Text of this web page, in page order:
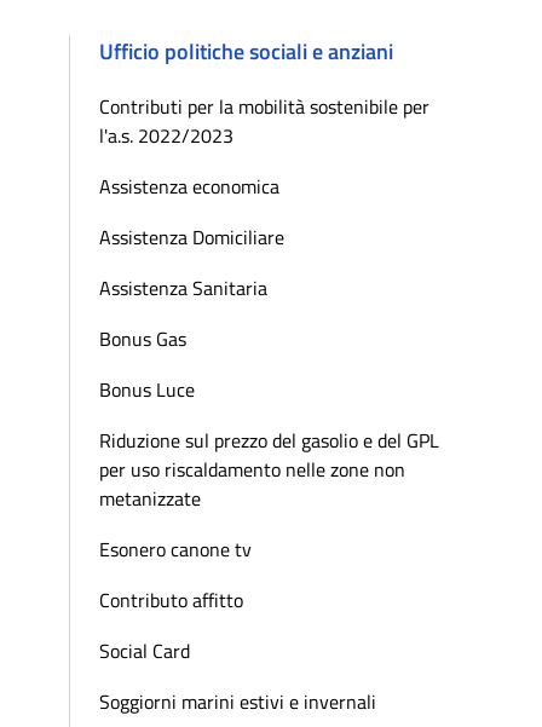
Ufficio politiche sociali e anziani
Contributi per la mobilità sostenibile per
l'a.s. 2022/2023
Assistenza economica
Assistenza Domiciliare
Assistenza Sanitaria
Bonus Gas
Bonus Luce
Riduzione sul prezzo del gasolio e del GPL
per uso riscaldamento nelle zone non
metanizzate
Esonero canone tv
Contributo affitto
Social Card
Soggiorni marini estivi e invernali